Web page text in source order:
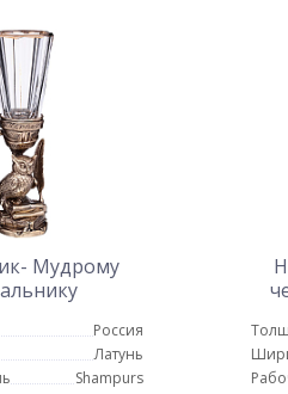
Мудрому
Россия
Латунь
Shampurs